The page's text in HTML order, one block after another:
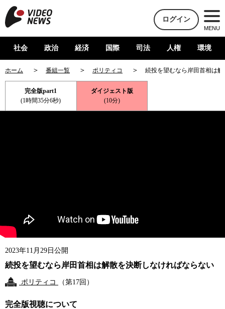
ログイン
MENU
社会 政治 経済 国際 司法 人権 環境
ホーム 番組一覧 ポリティコ 続投を望むなら岸田首相は
完全版part1
(1時間35分6秒)
ダイジェスト版
(10分)
2023年11月29日公開
続投を望むなら岸田首相は解散を決断しなければならない
ポリティコ （第17回）
完全版視聴について